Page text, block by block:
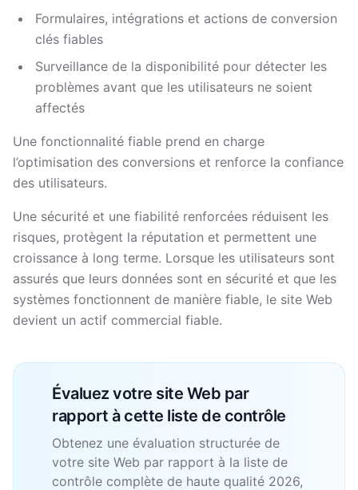
Formulaires, intégrations et actions de conversion
clés fiables
Surveillance de la disponibilité pour détecter les
problèmes avant que les utilisateurs ne soient
affectés
Une fonctionnalité fiable prend en charge
l’optimisation des conversions et renforce la confiance
des utilisateurs.
Une sécurité et une fiabilité renforcées réduisent les
risques, protègent la réputation et permettent une
croissance à long terme. Lorsque les utilisateurs sont
assurés que leurs données sont en sécurité et que les
systèmes fonctionnent de manière fiable, le site Web
devient un actif commercial fiable.
Évaluez votre site Web par
rapport à cette liste de contrôle
Obtenez une évaluation structurée de
votre site Web par rapport à la liste de
contrôle complète de haute qualité 2026,